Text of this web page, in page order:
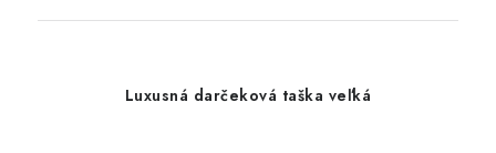
Luxusná darčeková taška veľká